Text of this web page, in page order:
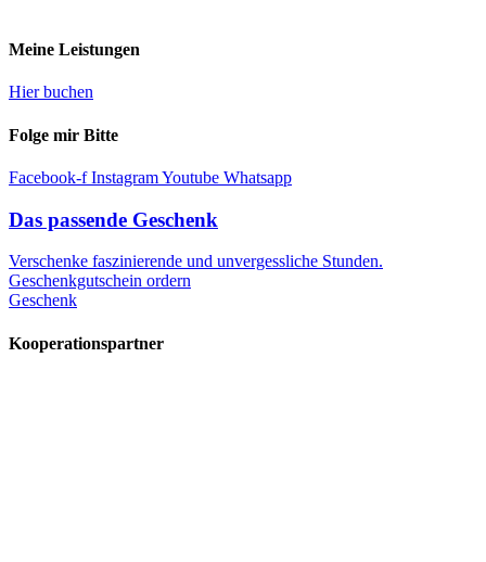
Meine Leistungen
Hier buchen
Folge mir Bitte
Facebook-f InstagramYoutube Whatsapp
Das passende Geschenk
Verschenke faszinierende und unvergessliche Stunden.
Geschenkgutschein ordern
Geschenk
Kooperationspartner